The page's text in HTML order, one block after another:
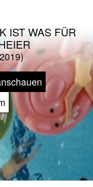
IST WAS FÜR